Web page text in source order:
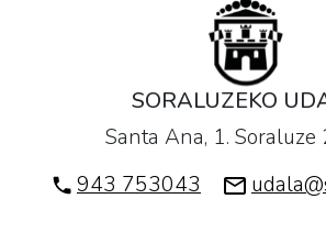
SORALUZEKO
Santa Ana, 1.
943 753043